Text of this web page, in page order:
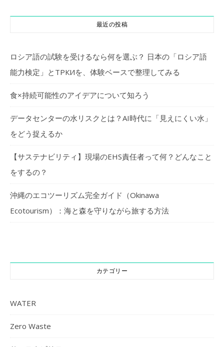
最近の投稿
ロシア語の試験を受けるなら何を選ぶ？ 日本の「ロシア語
能力検定」とТРКИを、体験ベースで整理してみる
食×持続可能性のアイデアについて知ろう
データセンターの水リスクとは？AI時代に「見えにくい水」
をどう捉えるか
【サステナビリティ】現場のEHS責任者って何？どんなこと
をするの？
沖縄のエコツーリズム完全ガイド（Okinawa
Ecotourism）：海と森を守りながら旅する方法
カテゴリー
WATER
Zero Waste